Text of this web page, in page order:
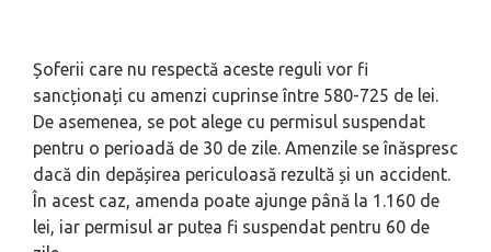
Șoferii care nu respectă aceste reguli vor fi
sancționați cu amenzi cuprinse între 580-725 de lei.
De asemenea, se pot alege cu permisul suspendat
pentru o perioadă de 30 de zile. Amenzile se înăspresc
dacă din depășirea periculoasă rezultă și un accident.
În acest caz, amenda poate ajunge până la 1.160 de
lei, iar permisul ar putea fi suspendat pentru 60 de